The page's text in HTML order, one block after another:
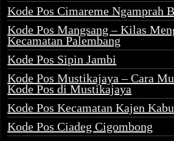
Kode Pos Cimareme Ngamprah
Kode Pos Mangsang – Kilas
Kecamatan Palembang
Kode Pos Sipin Jambi
Kode Pos Mustikajaya – Cara
Kode Pos di Mustikajaya
Kode Pos Kecamatan Kajen
Kode Pos Ciadeg Cigombong